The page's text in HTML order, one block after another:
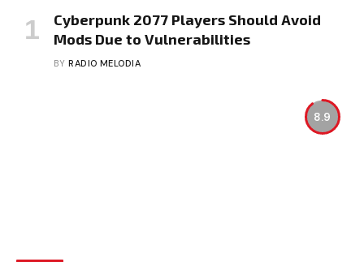
Cyberpunk 2077 Players Should Avoid
Mods Due to Vulnerabilities
BY RADIO MELODIA
8.9